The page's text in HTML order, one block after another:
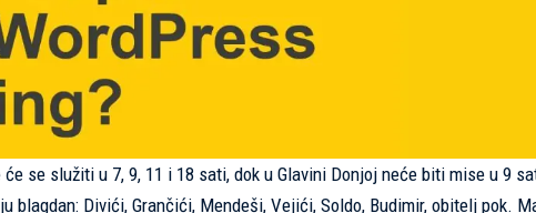
se služiti u 7, 9, 11 i 18 sati, dok u Glavini Donjoj neće biti mise u 9
Divići, Grančići, Mendeši, Vejići, Soldo, Budimir, obitelj pok.